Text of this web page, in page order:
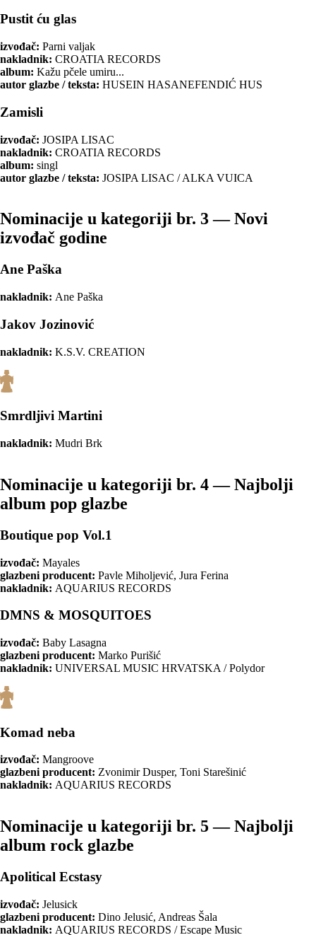
Pustit ću glas
izvođač: Parni valjak
nakladnik: CROATIA RECORDS
album: Kažu pčele umiru...
autor glazbe / teksta: HUSEIN HASANEFENDIĆ HUS
Zamisli
izvođač: JOSIPA LISAC
nakladnik: CROATIA RECORDS
album: singl
autor glazbe / teksta: JOSIPA LISAC / ALKA VUICA
Nominacije u kategoriji br. 3 — Novi
izvođač godine
Ane Paška
nakladnik: Ane Paška
Jakov Jozinović
nakladnik: K.S.V. CREATION
Smrdljivi Martini
nakladnik: Mudri Brk
Nominacije u kategoriji br. 4 — Najbolji
album pop glazbe
Boutique pop Vol.1
izvođač: Mayales
glazbeni producent: Pavle Miholjević, Jura Ferina
nakladnik: AQUARIUS RECORDS
DMNS & MOSQUITOES
izvođač: Baby Lasagna
glazbeni producent: Marko Purišić
nakladnik: UNIVERSAL MUSIC HRVATSKA / Polydor
Komad neba
izvođač: Mangroove
glazbeni producent: Zvonimir Dusper, Toni Starešinić
nakladnik: AQUARIUS RECORDS
Nominacije u kategoriji br. 5 — Najbolji
album rock glazbe
Apolitical Ecstasy
izvođač: Jelusick
glazbeni producent: Dino Jelusić, Andreas Šala
nakladnik: AQUARIUS RECORDS / Escape Music